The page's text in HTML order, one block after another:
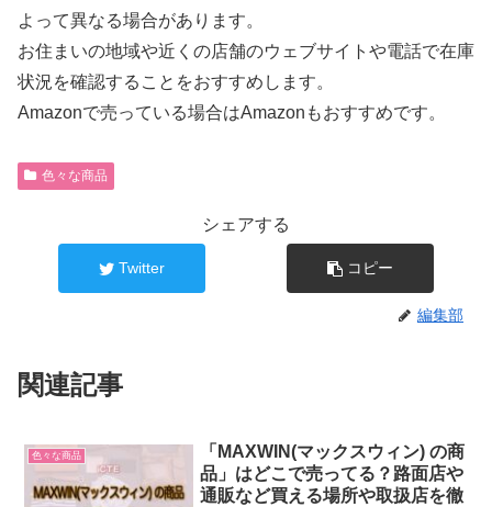
よって異なる場合があります。
お住まいの地域や近くの店舗のウェブサイトや電話で在庫
状況を確認することをおすすめします。
Amazonで売っている場合はAmazonもおすすめです。
色々な商品
シェアする
Twitter コピー
編集部
関連記事
色々な商品
「MAXWIN(マックスウィン) の商
品」はどこで売ってる？路面店や
通販など買える場所や取扱店を徹